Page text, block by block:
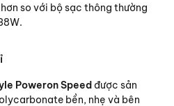
so với bộ sạc thông thường
Poweron Speed được sản
bền, nhẹ và bên